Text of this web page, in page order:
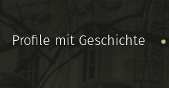
Profile mit Geschichte